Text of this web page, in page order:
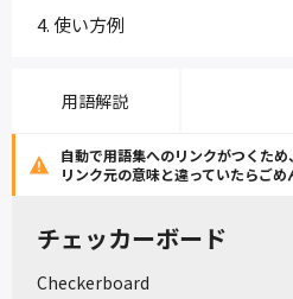
使い方例
用語解説
自動で用語集へのリンクがつくため、
リンク元の意味と違っていたらごめ
チェッカーボード
Checkerboard